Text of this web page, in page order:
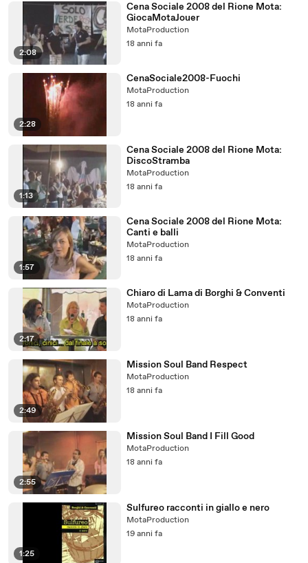
2:08
Cena Sociale 2008 del Rione Mota:
GiocaMotaJouer
MotaProduction
18 anni fa
2:28
CenaSociale2008-Fuochi
MotaProduction
18 anni fa
1:13
Cena Sociale 2008 del Rione Mota:
DiscoStramba
MotaProduction
18 anni fa
1:57
Cena Sociale 2008 del Rione Mota:
Canti e balli
MotaProduction
18 anni fa
2:17
Chiaro di Lama di Borghi & Conventi
MotaProduction
18 anni fa
2:49
Mission Soul Band Respect
MotaProduction
18 anni fa
2:55
Mission Soul Band I Fill Good
MotaProduction
18 anni fa
1:25
Sulfureo racconti in giallo e nero
MotaProduction
19 anni fa